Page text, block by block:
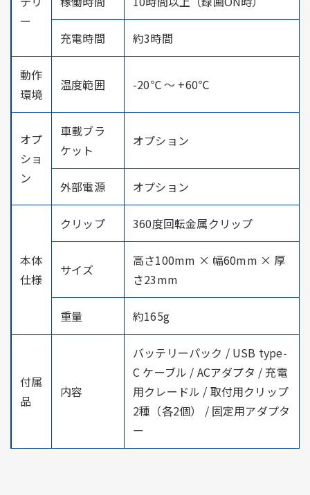
ー
充電時間 約3時間
動作
環境
温度範囲 -20℃ ～ +60℃
オプ
ショ
ン
車載ブラ
ケット
オプション
外部電源 オプション
本体
仕様
クリップ 360度回転金属クリップ
サイズ
高さ100mm × 幅60mm × 厚
さ23mm
重量 約165g
付属
品
内容
バッテリーパック / USB type-
C ケーブル / ACアダプタ / 充電
用クレードル / 取付用クリップ
2種（各2個） / 固定用アダプタ
ー